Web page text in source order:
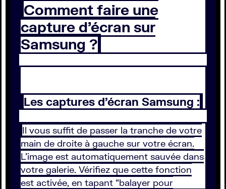
Comment faire une
capture d’écran sur
Samsung ?
Les captures d’écran Samsung :
Il vous suffit de passer la tranche de votre
main de droite à gauche sur votre écran.
L’image est automatiquement sauvée dans
votre galerie. Vérifiez que cette fonction
est activée, en tapant “balayer pour